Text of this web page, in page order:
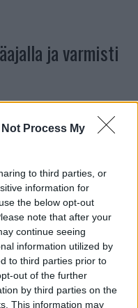
Not Process My
to third parties, or
information for
the below opt-out
note that after your
continue seeing
information utilized by
to third parties prior to
out of the further
by third parties on the
This information may
ja varmisti
Suomen
October 8, 2023